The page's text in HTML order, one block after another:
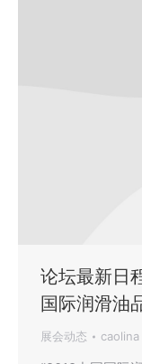
论坛最新日
国际润滑油
展会动态 caolina